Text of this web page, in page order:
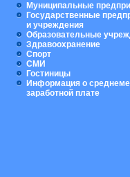
Муниципальные
Государственные
и учреждения
Образовательные
Здравоохранение
Спорт
СМИ
Гостиницы
Информация о
заработной плате